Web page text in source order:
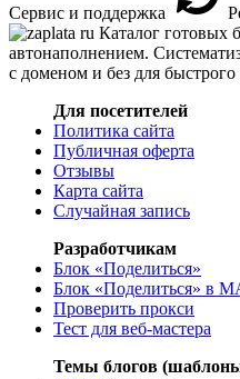
Сервис и поддержка
Каталог готовых
автонаполнением.
с доменом и без для быстрого
Для посетителей
Политика сайта
Публичная оферта
Отзывы
Карта сайта
Случайная запись
Разработчикам
Блок «Поделиться»
Блок «Поделиться» в
Проверить прокси
Тест для веб-мастера
Темы блогов